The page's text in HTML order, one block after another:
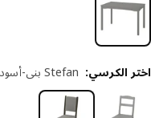
الكرسي: Stefan بني-أسود/Knisa رمادي/بيج